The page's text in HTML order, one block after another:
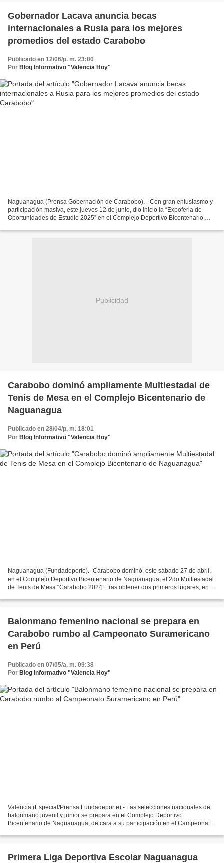
Gobernador Lacava anuncia becas
internacionales a Rusia para los mejores
promedios del estado Carabobo
Publicado en 12/06/p. m. 23:00
Por Blog Informativo "Valencia Hoy"
Naguanagua (Prensa Gobernación de Carabobo).– Con gran entusiasmo y
participación masiva, este jueves 12 de junio, dio inicio la “Expoferia de
Oportunidades de Estudio 2025” en el Complejo Deportivo Bicentenario,
Publicidad
Carabobo dominó ampliamente Multiestadal de
Tenis de Mesa en el Complejo Bicentenario de
Naguanagua
Publicado en 28/04/p. m. 18:01
Por Blog Informativo "Valencia Hoy"
Naguanagua (Fundadeporte).- Carabobo dominó, este sábado 27 de abril,
en el Complejo Deportivo Bicentenario de Naguanagua, el 2do Multiestadal
de Tenis de Mesa “Carabobo 2024”, tras obtener dos primeros lugares, en la
Balonmano femenino nacional se prepara en
Carabobo rumbo al Campeonato Suramericano
en Perú
Publicado en 07/05/a. m. 09:38
Por Blog Informativo "Valencia Hoy"
Valencia (Especial/Prensa Fundadeporte).- Las selecciones nacionales de
balonmano juvenil y junior se prepara en el Complejo Deportivo
Bicentenario de Naguanagua, de cara a su participación en el Campeonato
Primera Liga Deportiva Escolar Naguanagua